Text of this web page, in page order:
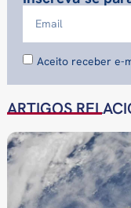
Aceito receber e-
ARTIGOS